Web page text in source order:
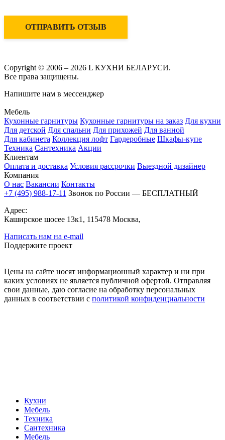
ОТПРАВИТЬ ОТЗЫВ
Copyright © 2006 – 2026 L КУХНИ БЕЛАРУСИ.
Все права защищены.
Напишите нам в мессенджер
Мебель
Кухонные гарнитуры Кухонные гарнитуры на заказ Для кухни
Для детской Для спальни Для прихожей Для ванной
Для кабинета Коллекция лофт Гардеробные Шкафы-купе
Техника Сантехника Акции
Клиентам
Оплата и доставка Условия рассрочки Выездной дизайнер
Компания
О нас Вакансии Контакты
+7 (495) 988-17-11 Звонок по России — БЕСПЛАТНЫЙ
Адрес:
Каширское шосее 13к1, 115478 Москва,
Написать нам на e-mail
Поддержите проект
Цены на сайте носят информационный характер и ни при
каких условиях не является публичной офертой. Отправляя
свои данные, даю согласие на обработку персональных
данных в соответствии с политикой конфиденциальности
Кухни
Мебель
Техника
Сантехника
Мебель